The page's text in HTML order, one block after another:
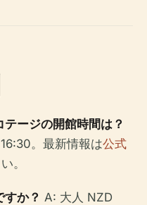
ージの開館時間は？
。最新情報は公式
。
か？ A: 大人 NZD